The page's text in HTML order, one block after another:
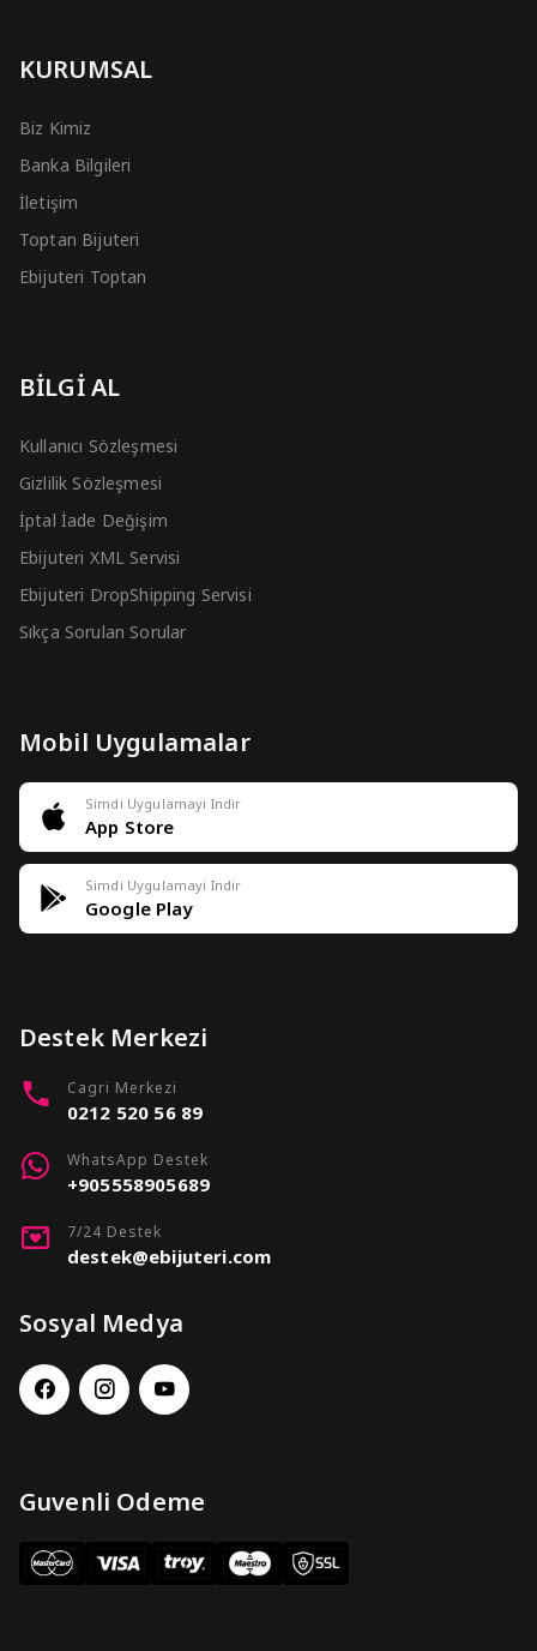
KURUMSAL
Biz Kimiz
Banka Bilgileri
İletişim
Toptan Bijuteri
Ebijuteri Toptan
BİLGİ AL
Kullanıcı Sözleşmesi
Gizlilik Sözleşmesi
İptal İade Değişim
Ebijuteri XML Servisi
Ebijuteri DropShipping Servisi
Sıkça Sorulan Sorular
Mobil Uygulamalar
Simdi Uygulamayi Indir
App Store
Simdi Uygulamayi Indir
Google Play
Destek Merkezi
Cagri Merkezi
0212 520 56 89
WhatsApp Destek
+905558905689
7/24 Destek
destek@ebijuteri.com
Sosyal Medya
Guvenli Odeme